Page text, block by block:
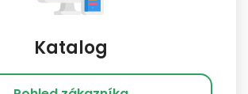
Katalog